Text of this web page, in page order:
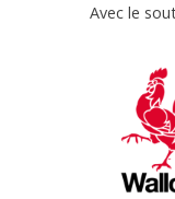
Avec le